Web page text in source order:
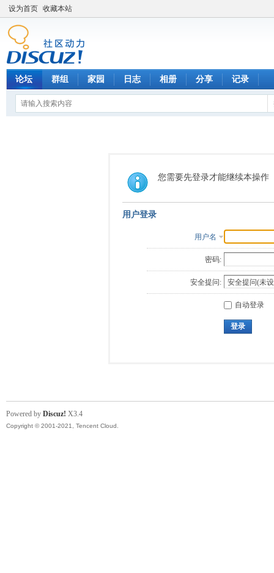
设为首页 收藏本站
论坛 群组 家园 日志 相册 分享 记录
您需要先登录才能继续本操作
用户登录
用户名
密码:
安全提问:
自动登录
登录
Powered by Discuz! X3.4
Copyright © 2001-2021, Tencent Cloud.